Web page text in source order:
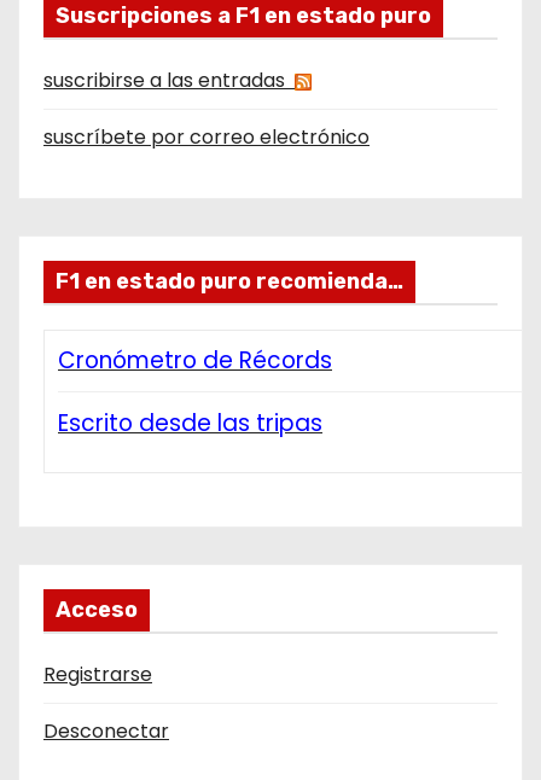
Suscripciones a F1 en estado puro
suscribirse a las entradas
suscríbete por correo electrónico
F1 en estado puro recomienda…
Cronómetro de Récords
Escrito desde las tripas
Acceso
Registrarse
Desconectar